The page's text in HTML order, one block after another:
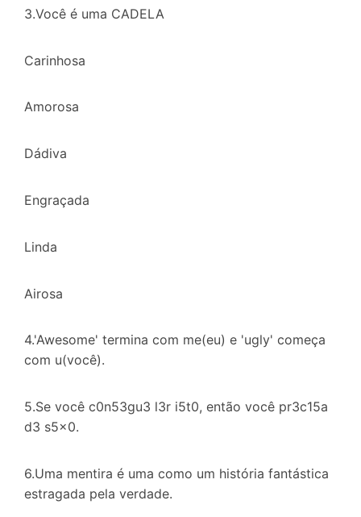
3.Você é uma CADELA
Carinhosa
Amorosa
Dádiva
Engraçada
Linda
Airosa
4.'Awesome' termina com me(eu) e 'ugly' começa
com u(você).
5.Se você c0n53gu3 l3r i5t0, então você pr3c15a
d3 s5x0.
6.Uma mentira é uma como um história fantástica
estragada pela verdade.